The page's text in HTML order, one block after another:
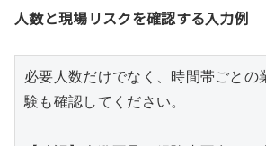
人数と現場リスクを確認する入力例
必要人数だけでなく、時間帯ごとの
験も確認してください。